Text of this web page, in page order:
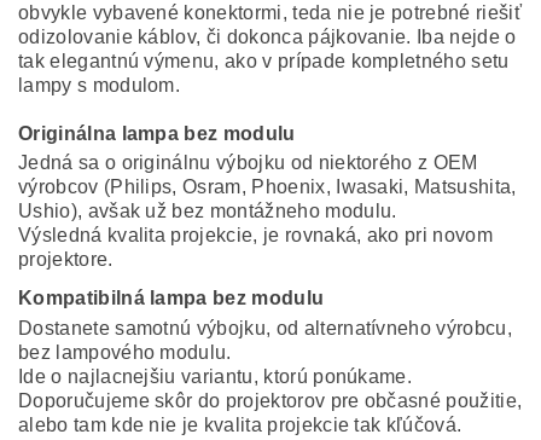
obvykle vybavené konektormi, teda nie je potrebné riešiť
odizolovanie káblov, či dokonca pájkovanie. Iba nejde o
tak elegantnú výmenu, ako v prípade kompletného setu
lampy s modulom.
Originálna lampa bez modulu
Jedná sa o originálnu výbojku od niektorého z OEM
výrobcov (Philips, Osram, Phoenix, Iwasaki, Matsushita,
Ushio), avšak už bez montážneho modulu.
Výsledná kvalita projekcie, je rovnaká, ako pri novom
projektore.
Kompatibilná lampa bez modulu
Dostanete samotnú výbojku, od alternatívneho výrobcu,
bez lampového modulu.
Ide o najlacnejšiu variantu, ktorú ponúkame.
Doporučujeme skôr do projektorov pre občasné použitie,
alebo tam kde nie je kvalita projekcie tak kľúčová.